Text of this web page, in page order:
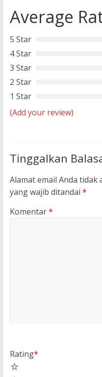
Average
5 Star
4 Star
3 Star
2 Star
1 Star
(Add your review)
Tinggalkan
Alamat email Anda tidak
yang wajib ditandai *
Komentar*
Rating*